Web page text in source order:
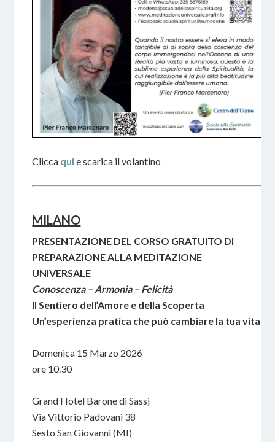
Clicca quie scarica il volantino
MILANO
PRESENTAZIONE DEL CORSO GRATUITO DI
PREPARAZIONE ALLA MEDITAZIONE
UNIVERSALE
Conoscenza – Armonia – Felicità
Il Sentiero dell’Amore e della Scoperta
Un’esperienza pratica che può cambiare la tua vita
Domenica 15 Marzo 2026
ore 10.30
Grand Hotel Barone di Sassj
Via Vittorio Padovani 38
Sesto San Giovanni (MI)